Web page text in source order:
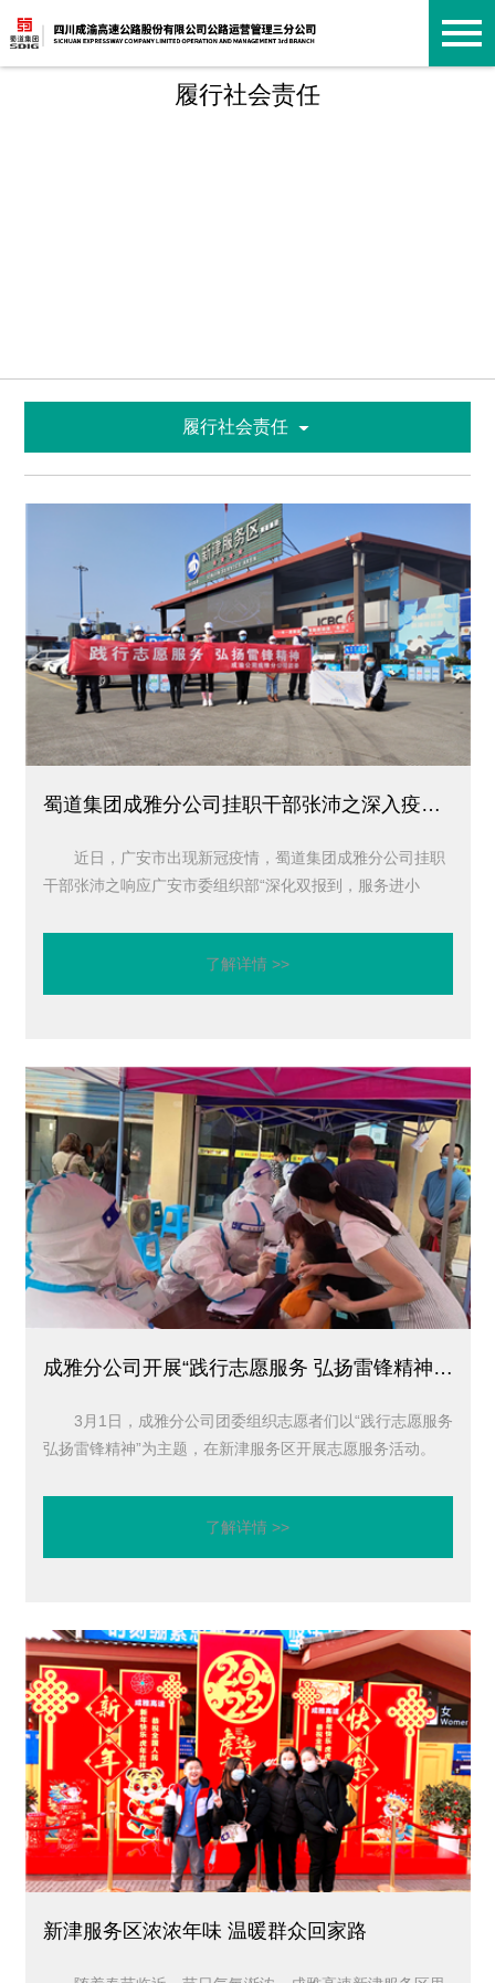
履行社会责任
履行社会责任
蜀道集团成雅分公司挂职干部张沛之深入疫情一线开展疫情防控志愿服务活动
近日，广安市出现新冠疫情，蜀道集团成雅分公司挂职
干部张沛之响应广安市委组织部“深化双报到，服务进小
了解详情 >>
成雅分公司开展“践行志愿服务 弘扬雷锋精神”活动
3月1日，成雅分公司团委组织志愿者们以“践行志愿服务
弘扬雷锋精神”为主题，在新津服务区开展志愿服务活动。
了解详情 >>
新津服务区浓浓年味 温暖群众回家路